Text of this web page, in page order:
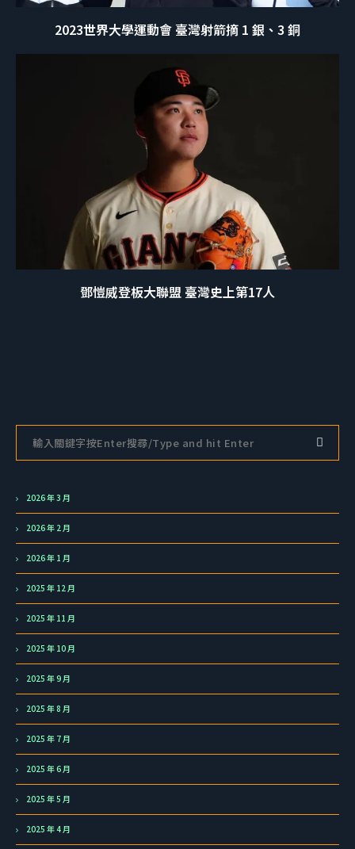
2023世界大學運動會 臺灣射箭摘 1 銀、3 銅
鄧愷威登板大聯盟 臺灣史上第17人
2026 年 3 月
2026 年 2 月
2026 年 1 月
2025 年 12 月
2025 年 11 月
2025 年 10 月
2025 年 9 月
2025 年 8 月
2025 年 7 月
2025 年 6 月
2025 年 5 月
2025 年 4 月